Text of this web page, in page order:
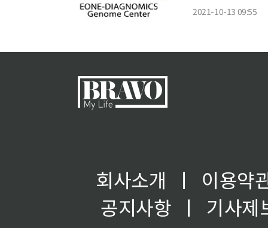
2021-10-13 09:55
회사소개 ㅣ
이용약
공지사항
ㅣ
기사제